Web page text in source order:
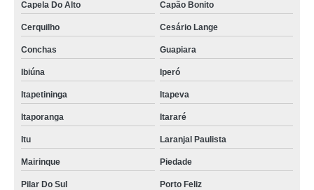
Capela Do Alto Capão Bonito
Cerquilho Cesário Lange
Conchas Guapiara
Ibiúna Iperó
Itapetininga Itapeva
Itaporanga Itararé
Itu Laranjal Paulista
Mairinque Piedade
Pilar Do Sul Porto Feliz